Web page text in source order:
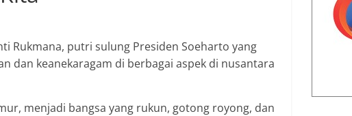
Rukmana, putri sulung Presiden Soeharto yang
dan keanekaragam di berbagai aspek di nusantara
menjadi bangsa yang rukun, gotong royong, dan